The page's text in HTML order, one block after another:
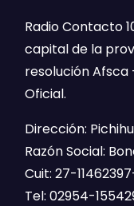
Radio Contacto
capital de la
resolución
Oficial.
Dirección:
Razón Social:
Cuit: 27-
Tel: 02954-